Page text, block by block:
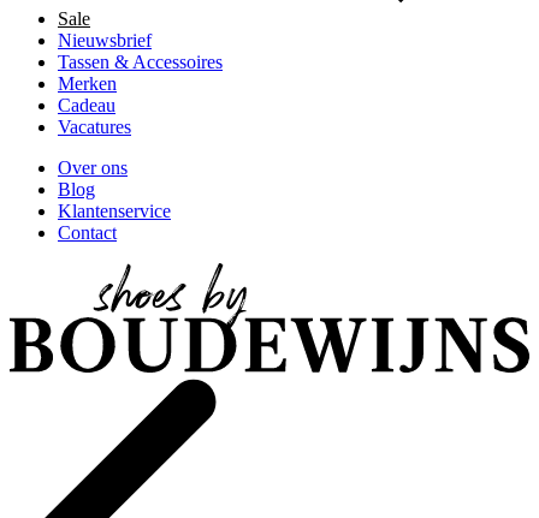
Sale
Nieuwsbrief
Tassen & Accessoires
Merken
Cadeau
Vacatures
Over ons
Blog
Klantenservice
Contact